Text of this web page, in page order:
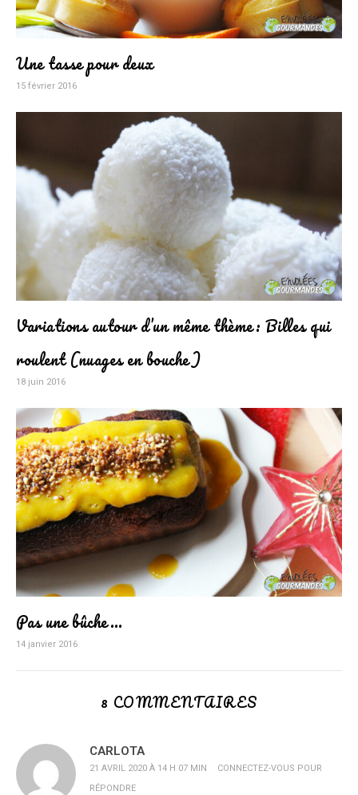
Une tasse pour deux
15 février 2016
Variations autour d’un même thème: Billes qui
roulent (nuages en bouche)
18 juin 2016
Pas une bûche…
14 janvier 2016
8 COMMENTAIRES
CARLOTA
21 AVRIL 2020 À 14 H 07 MIN
CONNECTEZ-VOUS POUR
RÉPONDRE